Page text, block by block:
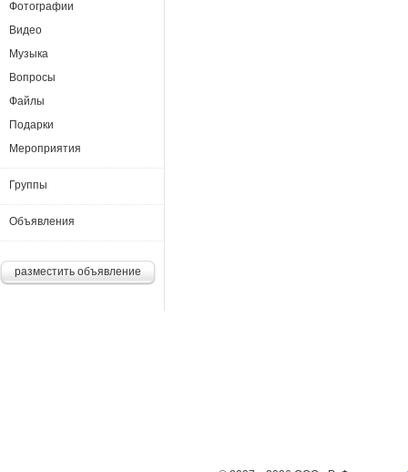
Фотографии
Видео
Музыка
Вопросы
Файлы
Подарки
Мероприятия
Группы
Объявления
разместить объявление